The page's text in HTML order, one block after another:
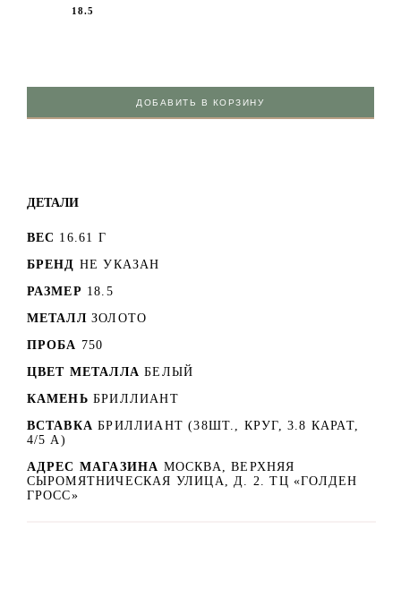
18.5
ДОБАВИТЬ В КОРЗИНУ
ДЕТАЛИ
ВЕС 16.61 Г
БРЕНД НЕ УКАЗАН
РАЗМЕР 18.5
МЕТАЛЛ ЗОЛОТО
ПРОБА 750
ЦВЕТ МЕТАЛЛА БЕЛЫЙ
КАМЕНЬ БРИЛЛИАНТ
ВСТАВКА БРИЛЛИАНТ (38ШТ., КРУГ, 3.8 КАРАТ,
4/5 А)
АДРЕС МАГАЗИНА МОСКВА, ВЕРХНЯЯ
СЫРОМЯТНИЧЕСКАЯ УЛИЦА, Д. 2. ТЦ «ГОЛДЕН
ГРОСС»